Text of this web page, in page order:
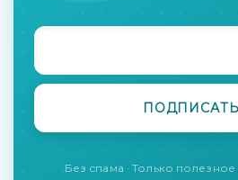
Без спама · Только полезное